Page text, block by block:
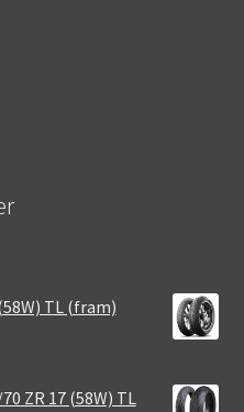
TL (fram)
ZR 17 (58W) TL